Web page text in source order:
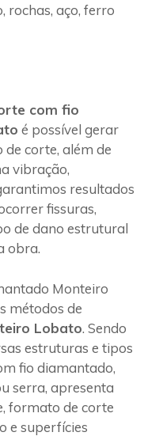
rochas, aço, ferro
com fio
é possível gerar
corte, além de
vibração,
resultados
fissuras,
de dano estrutural
obra.
Monteiro
métodos de
Lobato. Sendo
estruturas e tipos
fio diamantado,
serra, apresenta
formato de corte
e superfícies